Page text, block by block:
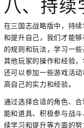
八、持续
在三国志战略版中，持
和提升自己，我们才能
的规则和玩法，学习一
其他玩家的操作和经验
还可以参加一些游戏活
高自己的实力和经验。
通过选择合适的角色、
能和道具、积极参与战
续学习和提升等方面的